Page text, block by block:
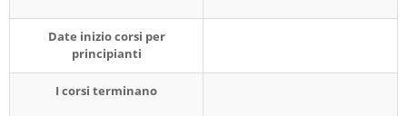
Date inizio corsi per
principianti
I corsi terminano